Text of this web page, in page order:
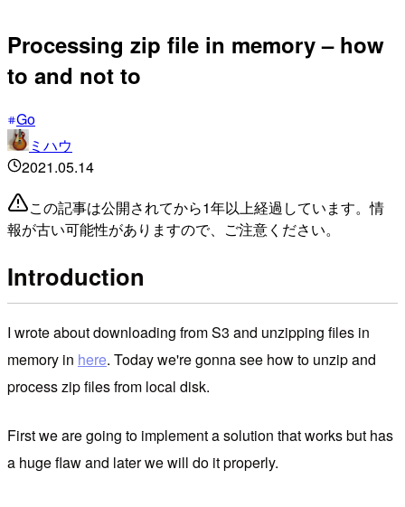
Processing zip file in memory – how
to and not to
Go
ミハウ
2021.05.14
この記事は公開されてから1年以上経過しています。情
報が古い可能性がありますので、ご注意ください。
Introduction
I wrote about downloading from S3 and unzipping files in
memory in here. Today we're gonna see how to unzip and
process zip files from local disk.
First we are going to implement a solution that works but has
a huge flaw and later we will do it properly.